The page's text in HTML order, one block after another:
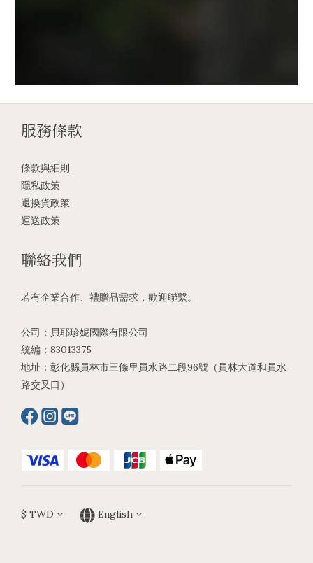
服務條款
條款與細則
隱私政策
退換貨政策
運送政策
聯絡我們
若有企業合作、禮贈品需求，歡迎聯繫。
公司：貝耶珍妮國際有限公司
統編：83013375
地址：彰化縣員林市三條里員水路二段96號（員林大道和員水
路交叉口）
$ TWD English